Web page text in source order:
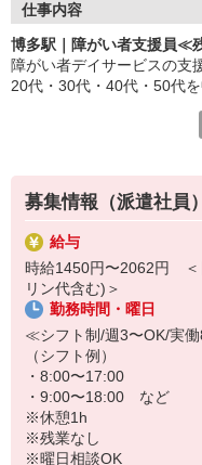
仕事内容
博多駅｜障がい者支援員≪
障がい者デイサービスの支
20代・30代・40代・50代を
・送迎業務（対応可能な方
・利用者様とのコミュニ
＜この求人のおすすめポイ
・シフトは週3日〜相談OK
・残業なし！毎日定時で帰
・日勤のみ相談可◎生活リ
募集情報（派遣社員）
給与
時給1450円〜2062円 ＜
リン代含む)＞
勤務時間・曜日
≪シフト制/週3〜OK/実
（シフト例）
・8:00〜17:00
・9:00〜18:00 など
※休憩1h
※残業なし
※曜日相談OK